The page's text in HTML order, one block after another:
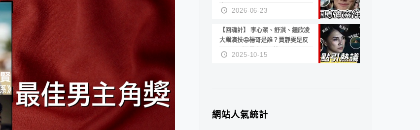
度？😍
2026-06-23
【回魂計】 李心潔、舒淇、鍾欣凌
大飆演技🤩楊哥是誰？賈靜雯是反
派？死刑還是私刑正義
2025-10-15
網站人氣統計